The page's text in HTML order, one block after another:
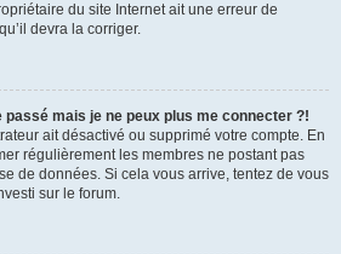
du site Internet ait une erreur de
devra la corriger.
mais je ne peux plus me connecter ?!
ait désactivé ou supprimé votre compte. En
régulièrement les membres ne postant pas
de données. Si cela vous arrive, tentez de vous
sur le forum.